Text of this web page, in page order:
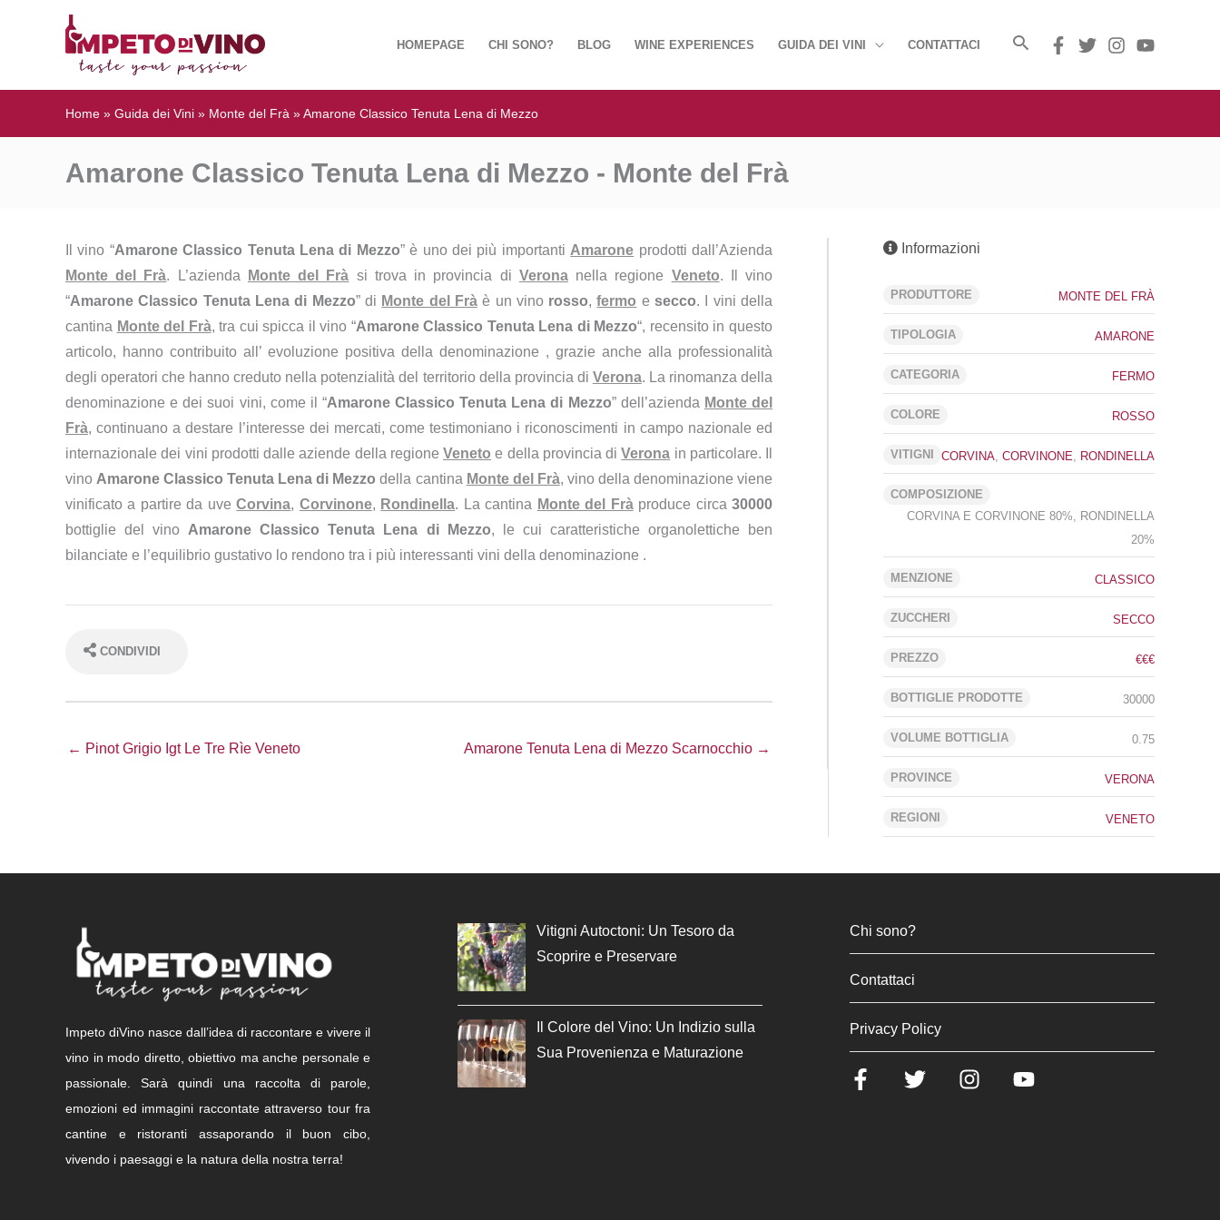
HOMEPAGE CHI SONO? BLOG WINE EXPERIENCES GUIDA DEI VINI CONTATTACI
Home » Guida dei Vini » Monte del Frà »Amarone Classico Tenuta Lena di Mezzo
Amarone Classico Tenuta Lena di Mezzo - Monte del Frà
Informazioni
PRODUTTORE MONTE DEL FRÀ
TIPOLOGIA AMARONE
CATEGORIA FERMO
COLORE ROSSO
VITIGNI CORVINA, CORVINONE, RONDINELLA
COMPOSIZIONE
CORVINA E CORVINONE 80%, RONDINELLA
20%
MENZIONE CLASSICO
ZUCCHERI SECCO
PREZZO €€€
BOTTIGLIE PRODOTTE 30000
VOLUME BOTTIGLIA 0.75
PROVINCE VERONA
REGIONI VENETO
Il vino “Amarone Classico Tenuta Lena di Mezzo” è uno dei più importanti Amarone prodotti dall’Azienda
Monte del Frà. L’azienda Monte del Frà si trova in provincia di Veronanella regione Veneto. Il vino
“Amarone Classico Tenuta Lena di Mezzo” di Monte del Fràè un vino rosso,fermo esecco. I vini della
cantina Monte del Frà, tra cui spicca il vino “Amarone Classico Tenuta Lena di Mezzo“, recensito in questo
articolo, hanno contribuito all’ evoluzione positiva della denominazione , grazie anche alla professionalità
degli operatori che hanno creduto nella potenzialità del territorio della provincia di Verona. La rinomanza della
denominazione e dei suoi vini, come il “Amarone Classico Tenuta Lena di Mezzo” dell’azienda Monte del
Frà, continuano a destare l’interesse dei mercati, come testimoniano i riconoscimenti in campo nazionale ed
internazionale dei vini prodotti dalle aziende della regione Veneto e della provincia diVerona in particolare. Il
vino Amarone Classico Tenuta Lena di Mezzo della cantina Monte del Frà, vino della denominazione viene
vinificato a partire da uveCorvina, Corvinone, Rondinella. La cantina Monte del Fràproduce circa30000
bottiglie del vino Amarone Classico Tenuta Lena di Mezzo, le cui caratteristiche organolettiche ben
bilanciate e l’equilibrio gustativo lo rendono tra i più interessanti vini della denominazione .
CONDIVIDI
← Pinot Grigio Igt Le Tre Rìe Veneto Amarone Tenuta Lena di Mezzo Scarnocchio →
Impeto diVino nasce dall’idea di raccontare e vivere il
vino in modo diretto, obiettivo ma anche personale e
passionale. Sarà quindi una raccolta di parole,
emozioni ed immagini raccontate attraverso tour fra
cantine e ristoranti assaporando il buon cibo,
vivendo i paesaggi e la natura della nostra terra!
Vitigni Autoctoni: Un Tesoro da
Scoprire e Preservare
Il Colore del Vino: Un Indizio sulla
Sua Provenienza e Maturazione
Chi sono?
Contattaci
Privacy Policy